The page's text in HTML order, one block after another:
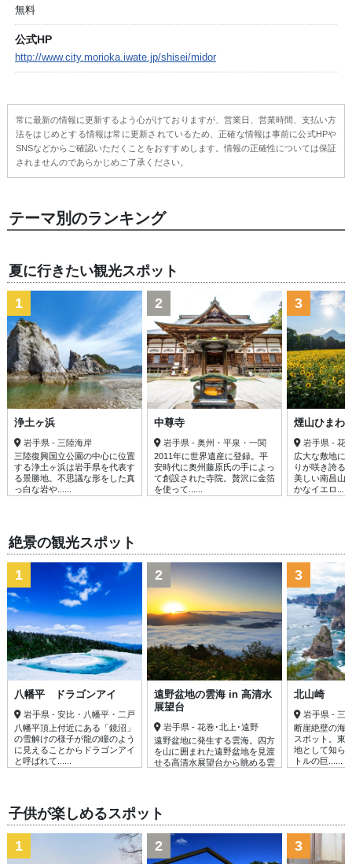
無料
公式HP
http://www.city.morioka.iwate.jp/shisei/midor
常に最新の情報に更新するよう心がけておりますが、営業日、営業時間、支払い方
法をはじめとする情報は常に更新されているため、正確な情報は事前に公式HPや
SNSなどからご確認いただくことをおすすめします。情報の正確性については保証
されませんのであらかじめご了承ください。
テーマ別のランキング
夏に行きたい観光スポット
1
浄土ヶ浜
岩手県 - 三陸海岸
三陸復興国立公園の中心に位置
する浄土ヶ浜は岩手県を代表す
る景勝地。不思議な形をした真
っ白な岩や......
2
中尊寺
岩手県 - 奥州・平泉・一関
2011年に世界遺産に登録。平
安時代に奥州藤原氏の手によっ
て創設された寺院。贅沢に金箔
を使って......
3
煙山ひまわ
岩手県 - 花
広大な敷地に
りが咲き誇る
美しい南昌山
かなイエロ......
絶景の観光スポット
1
八幡平 ドラゴンアイ
岩手県 - 安比・八幡平・二戸
八幡平頂上付近にある「鏡沼」
の雪解けの様子が龍の瞳のよう
に見えることからドラゴンアイ
と呼ばれて......
2
遠野盆地の雲海 in 高清水
展望台
岩手県 - 花巻･北上･遠野
遠野盆地に発生する雲海。四方
を山に囲まれた遠野盆地を見渡
せる高清水展望台から眺める雲
3
北山崎
岩手県 - 三
断崖絶壁の海
スポット。東
地として知ら
トルの巨......
子供が楽しめるスポット
1 2 3